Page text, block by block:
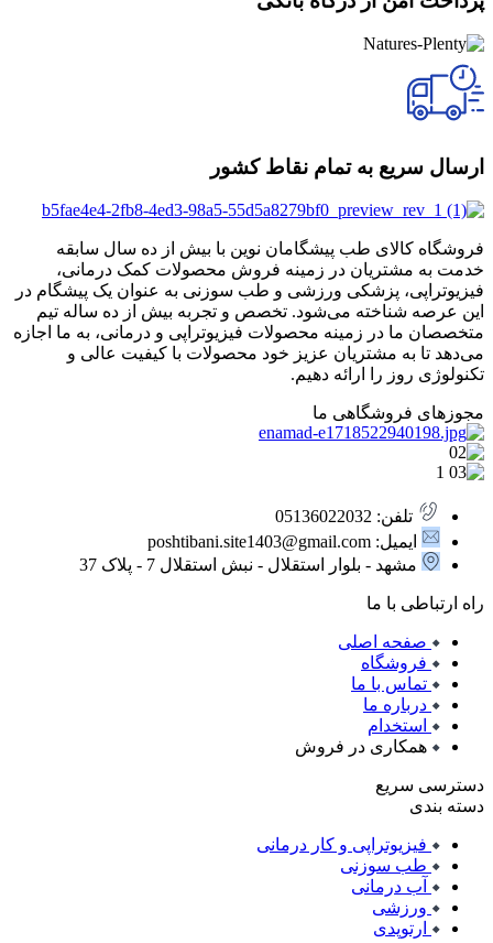
ارسال سریع به تمام نقاط کشور
فروشگاه کالای طب پیشگامان نوین با بیش از ده سال سابقه
خدمت به مشتریان در زمینه فروش محصولات کمک درمانی،
فیزیوتراپی، پزشکی ورزشی و طب سوزنی به عنوان یک پیشگام در
این عرصه شناخته می‌شود. تخصص و تجربه بیش از ده ساله تیم
متخصصان ما در زمینه محصولات فیزیوتراپی و درمانی، به ما اجازه
می‌دهد تا به مشتریان عزیز خود محصولات با کیفیت عالی و
تکنولوژی روز را ارائه دهیم.
مجوزهای فروشگاهی ما
تلفن: 05136022032
ایمیل: poshtibani.site1403@gmail.com
مشهد - بلوار استقلال - نبش استقلال 7 - پلاک 37
راه ارتباطی با ما
صفحه اصلی
فروشگاه
تماس با ما
درباره ما
استخدام
همکاری در فروش
دسترسی سریع
دسته بندی
فیزیوتراپی و کار درمانی
طب سوزنی
آب درمانی
ورزشی
ارتوپدی